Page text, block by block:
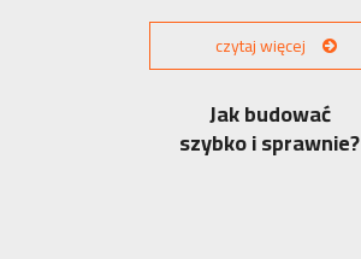
czytaj więcej
Jak budować
szybko i sprawnie?